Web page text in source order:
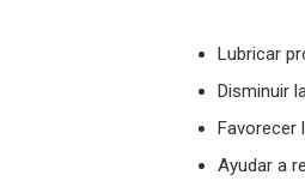
Lubricar
Disminuir
Favorecer
Ayudar a